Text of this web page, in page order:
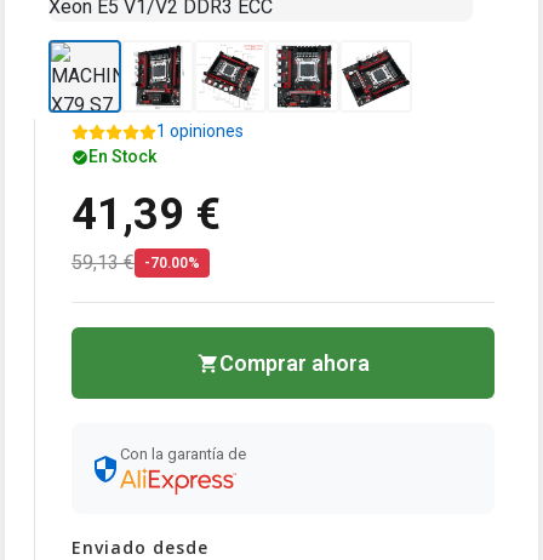
1 opiniones
En Stock
41,39 €
59,13 € -70.00%
Comprar ahora
Con la garantía de
Enviado desde